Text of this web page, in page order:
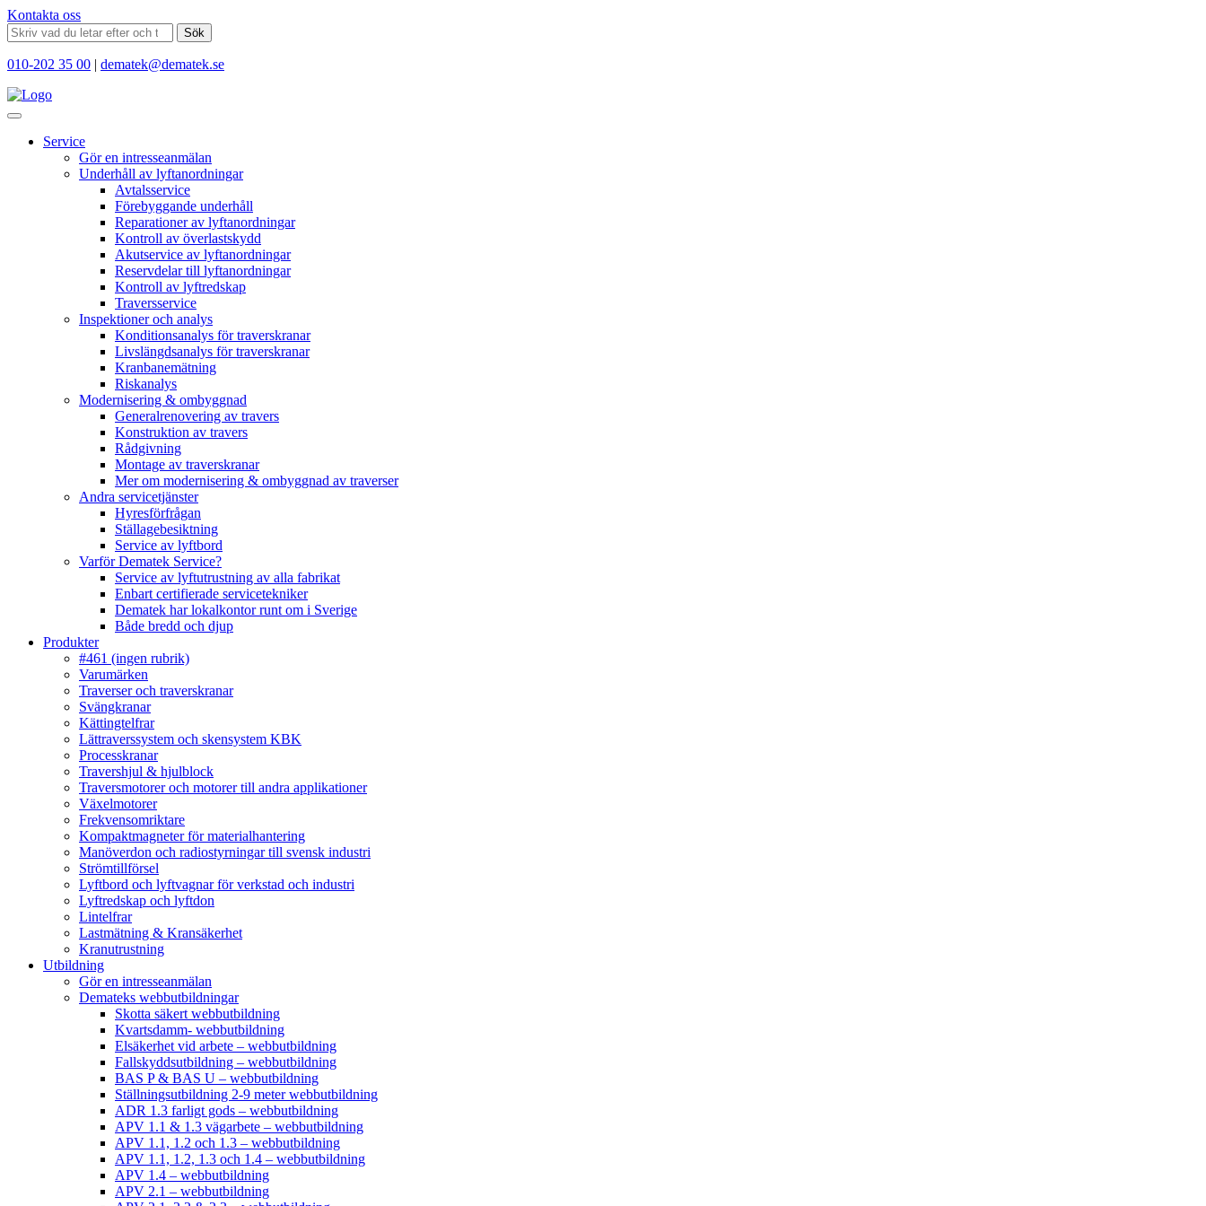
Kontakta oss
Sök
010-202 35 00 | dematek@dematek.se
Service
Gör en intresseanmälan
Underhåll av lyftanordningar
Avtalsservice
Förebyggande underhåll
Reparationer av lyftanordningar
Kontroll av överlastskydd
Akutservice av lyftanordningar
Reservdelar till lyftanordningar
Kontroll av lyftredskap
Traversservice
Inspektioner och analys
Konditionsanalys för traverskranar
Livslängdsanalys för traverskranar
Kranbanemätning
Riskanalys
Modernisering & ombyggnad
Generalrenovering av travers
Konstruktion av travers
Rådgivning
Montage av traverskranar
Mer om modernisering & ombyggnad av traverser
Andra servicetjänster
Hyresförfrågan
Ställagebesiktning
Service av lyftbord
Varför Dematek Service?
Service av lyftutrustning av alla fabrikat
Enbart certifierade servicetekniker
Dematek har lokalkontor runt om i Sverige
Både bredd och djup
Produkter
#461 (ingen rubrik)
Varumärken
Traverser och traverskranar
Svängkranar
Kättingtelfrar
Lättraverssystem och skensystem KBK
Processkranar
Travershjul & hjulblock
Traversmotorer och motorer till andra applikationer
Växelmotorer
Frekvensomriktare
Kompaktmagneter för materialhantering
Manöverdon och radiostyrningar till svensk industri
Strömtillförsel
Lyftbord och lyftvagnar för verkstad och industri
Lyftredskap och lyftdon
Lintelfrar
Lastmätning & Kransäkerhet
Kranutrustning
Utbildning
Gör en intresseanmälan
Demateks webbutbildningar
Skotta säkert webbutbildning
Kvartsdamm- webbutbildning
Elsäkerhet vid arbete – webbutbildning
Fallskyddsutbildning – webbutbildning
BAS P & BAS U – webbutbildning
Ställningsutbildning 2-9 meter webbutbildning
ADR 1.3 farligt gods – webbutbildning
APV 1.1 & 1.3 vägarbete – webbutbildning
APV 1.1, 1.2 och 1.3 – webbutbildning
APV 1.1, 1.2, 1.3 och 1.4 – webbutbildning
APV 1.4 – webbutbildning
APV 2.1 – webbutbildning